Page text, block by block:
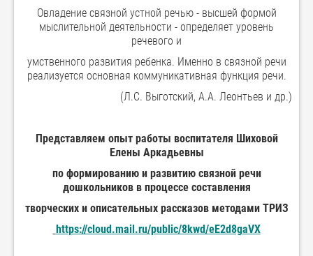
Овладение связной устной речью - высшей формой
мыслительной деятельности - определяет уровень
речевого и
умственного развития ребенка. Именно в связной речи
реализуется основная коммуникативная функция речи.
(Л.С. Выготский, А.А. Леонтьев и др.)
Представляем опыт работы воспитателя Шиховой
Елены Аркадьевны
по формированию и развитию связной речи
дошкольников в процессе составления
творческих и описательных рассказов методами ТРИЗ
https://cloud.mail.ru/public/8kwd/eE2d8gaVX